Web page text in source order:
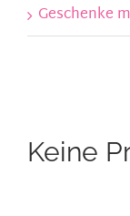
Geschenke
Keine